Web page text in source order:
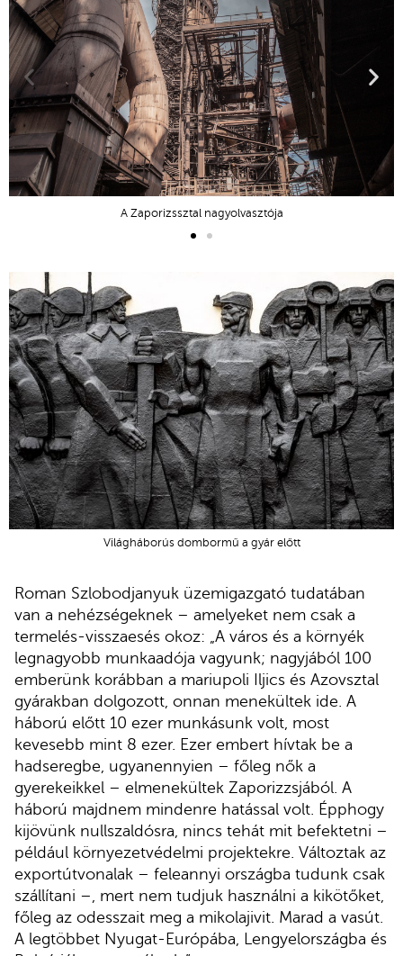
A Zaporizssztal nagyolvasztója
Világháborús dombormű a gyár előtt
Roman Szlobodjanyuk üzemigazgató tudatában
van a nehézségeknek – amelyeket nem csak a
termelés-visszaesés okoz: „A város és a környék
legnagyobb munkaadója vagyunk; nagyjából 100
emberünk korábban a mariupoli Iljics és Azovsztal
gyárakban dolgozott, onnan menekültek ide. A
háború előtt 10 ezer munkásunk volt, most
kevesebb mint 8 ezer. Ezer embert hívtak be a
hadseregbe, ugyanennyien – főleg nők a
gyerekeikkel – elmenekültek Zaporizzsjából. A
háború majdnem mindenre hatással volt. Épphogy
kijövünk nullszaldósra, nincs tehát mit befektetni –
például környezetvédelmi projektekre. Változtak az
exportútvonalak – feleannyi országba tudunk csak
szállítani –, mert nem tudjuk használni a kikötőket,
főleg az odesszait meg a mikolajivit. Marad a vasút.
A legtöbbet Nyugat-Európába, Lengyelországba és